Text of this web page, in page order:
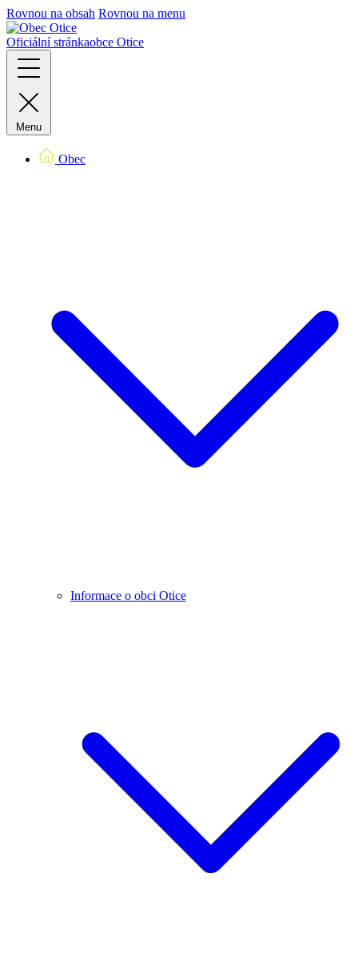
Rovnou na obsah Rovnou na menu
Oficiální stránkaobce Otice
Menu
Obec
Informace o obci Otice